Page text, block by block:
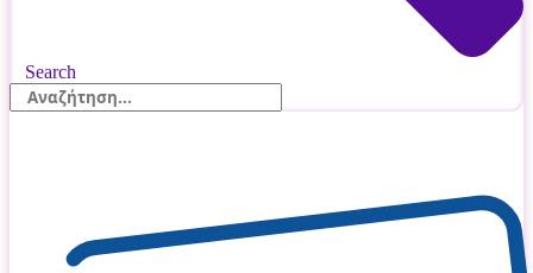
Search